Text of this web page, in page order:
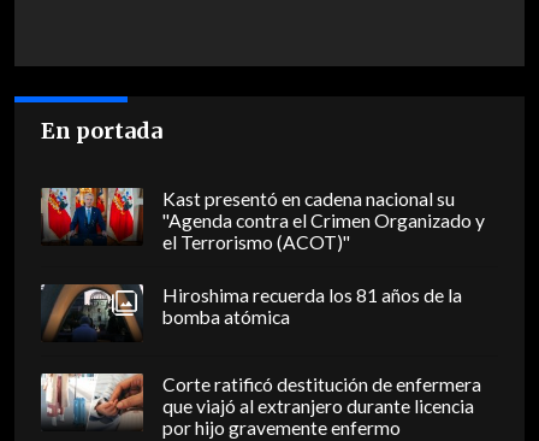
En portada
Kast presentó en cadena nacional su
"Agenda contra el Crimen Organizado y
el Terrorismo (ACOT)"
Hiroshima recuerda los 81 años de la
bomba atómica
Corte ratificó destitución de enfermera
que viajó al extranjero durante licencia
por hijo gravemente enfermo